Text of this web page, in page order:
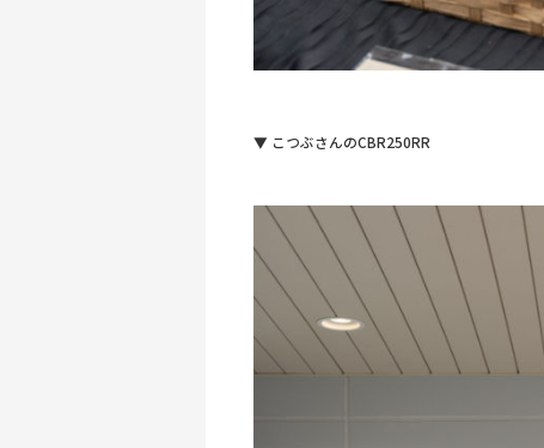
▼ こつぶさんのCBR250RR